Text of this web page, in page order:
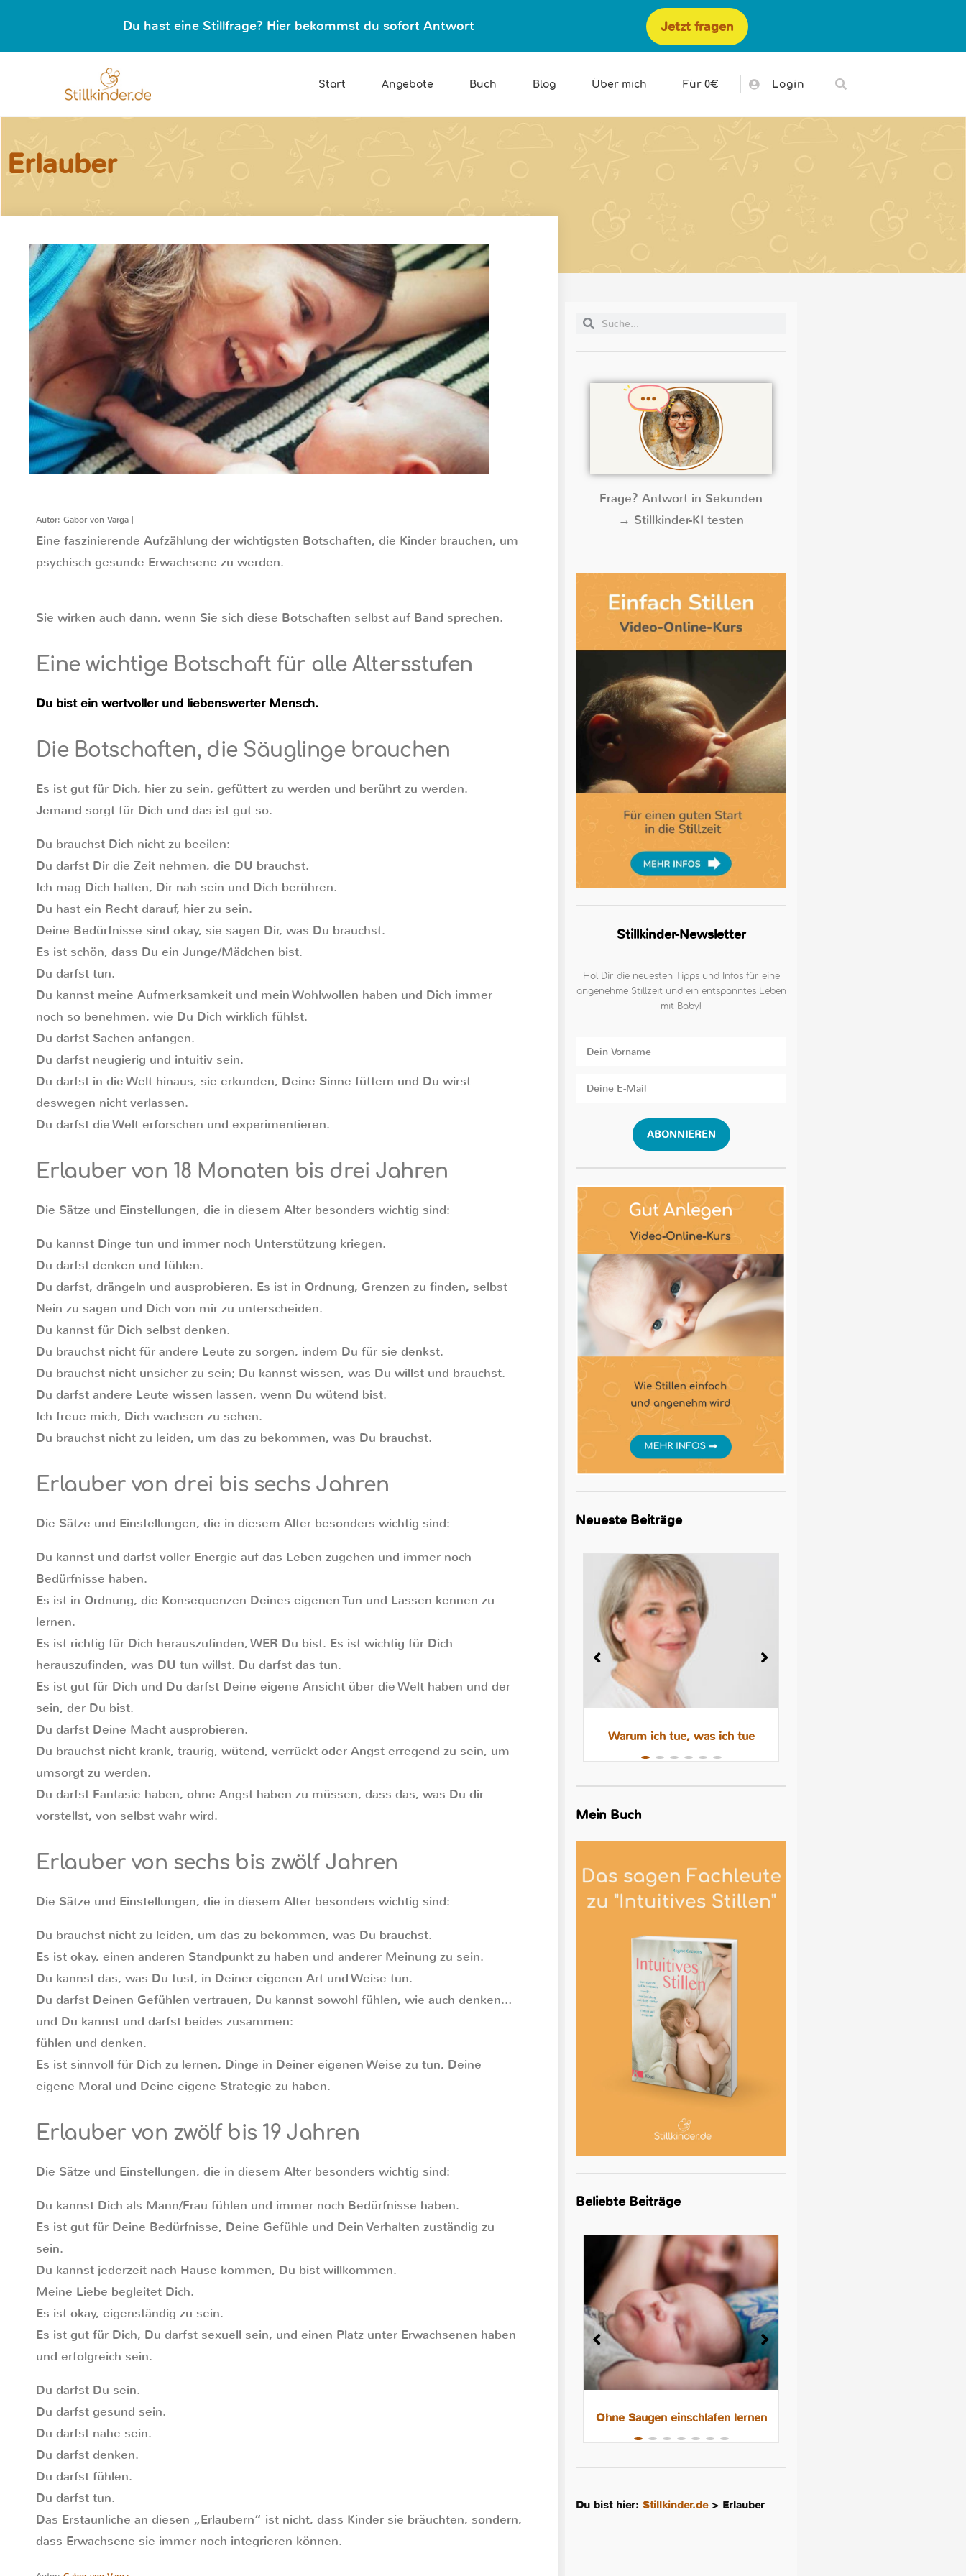
Du hast eine Stillfrage? Hier bekommst du sofort Antwort Jetzt fragen
Start Angebote Buch Blog Über mich Für 0€ Login
Erlauber
Autor: Gabor von Varga |
Eine faszinierende Aufzählung der wichtigsten Botschaften, die Kinder brauchen, um
psychisch gesunde Erwachsene zu werden.
Sie wirken auch dann, wenn Sie sich diese Botschaften selbst auf Band sprechen.
Eine wichtige Botschaft für alle Altersstufen
Du bist ein wertvoller und liebenswerter Mensch.
Die Botschaften, die Säuglinge brauchen
Es ist gut für Dich, hier zu sein, gefüttert zu werden und berührt zu werden.
Jemand sorgt für Dich und das ist gut so.
Du brauchst Dich nicht zu beeilen:
Du darfst Dir die Zeit nehmen, die DU brauchst.
Ich mag Dich halten, Dir nah sein und Dich berühren.
Du hast ein Recht darauf, hier zu sein.
Deine Bedürfnisse sind okay, sie sagen Dir, was Du brauchst.
Es ist schön, dass Du ein Junge/Mädchen bist.
Du darfst tun.
Du kannst meine Aufmerksamkeit und mein Wohlwollen haben und Dich immer
noch so benehmen, wie Du Dich wirklich fühlst.
Du darfst Sachen anfangen.
Du darfst neugierig und intuitiv sein.
Du darfst in die Welt hinaus, sie erkunden, Deine Sinne füttern und Du wirst
deswegen nicht verlassen.
Du darfst die Welt erforschen und experimentieren.
Erlauber von 18 Monaten bis drei Jahren
Die Sätze und Einstellungen, die in diesem Alter besonders wichtig sind:
Du kannst Dinge tun und immer noch Unterstützung kriegen.
Du darfst denken und fühlen.
Du darfst, drängeln und ausprobieren. Es ist in Ordnung, Grenzen zu finden, selbst
Nein zu sagen und Dich von mir zu unterscheiden.
Du kannst für Dich selbst denken.
Du brauchst nicht für andere Leute zu sorgen, indem Du für sie denkst.
Du brauchst nicht unsicher zu sein; Du kannst wissen, was Du willst und brauchst.
Du darfst andere Leute wissen lassen, wenn Du wütend bist.
Ich freue mich, Dich wachsen zu sehen.
Du brauchst nicht zu leiden, um das zu bekommen, was Du brauchst.
Erlauber von drei bis sechs Jahren
Die Sätze und Einstellungen, die in diesem Alter besonders wichtig sind:
Du kannst und darfst voller Energie auf das Leben zugehen und immer noch
Bedürfnisse haben.
Es ist in Ordnung, die Konsequenzen Deines eigenen Tun und Lassen kennen zu
lernen.
Es ist richtig für Dich herauszufinden, WER Du bist. Es ist wichtig für Dich
herauszufinden, was DU tun willst. Du darfst das tun.
Es ist gut für Dich und Du darfst Deine eigene Ansicht über die Welt haben und der
sein, der Du bist.
Du darfst Deine Macht ausprobieren.
Du brauchst nicht krank, traurig, wütend, verrückt oder Angst erregend zu sein, um
umsorgt zu werden.
Du darfst Fantasie haben, ohne Angst haben zu müssen, dass das, was Du dir
vorstellst, von selbst wahr wird.
Erlauber von sechs bis zwölf Jahren
Die Sätze und Einstellungen, die in diesem Alter besonders wichtig sind:
Du brauchst nicht zu leiden, um das zu bekommen, was Du brauchst.
Es ist okay, einen anderen Standpunkt zu haben und anderer Meinung zu sein.
Du kannst das, was Du tust, in Deiner eigenen Art und Weise tun.
Du darfst Deinen Gefühlen vertrauen, Du kannst sowohl fühlen, wie auch denken…
und Du kannst und darfst beides zusammen:
fühlen und denken.
Es ist sinnvoll für Dich zu lernen, Dinge in Deiner eigenen Weise zu tun, Deine
eigene Moral und Deine eigene Strategie zu haben.
Erlauber von zwölf bis 19 Jahren
Die Sätze und Einstellungen, die in diesem Alter besonders wichtig sind:
Du kannst Dich als Mann/Frau fühlen und immer noch Bedürfnisse haben.
Es ist gut für Deine Bedürfnisse, Deine Gefühle und Dein Verhalten zuständig zu
sein.
Du kannst jederzeit nach Hause kommen, Du bist willkommen.
Meine Liebe begleitet Dich.
Es ist okay, eigenständig zu sein.
Es ist gut für Dich, Du darfst sexuell sein, und einen Platz unter Erwachsenen haben
und erfolgreich sein.
Du darfst Du sein.
Du darfst gesund sein.
Du darfst nahe sein.
Du darfst denken.
Du darfst fühlen.
Du darfst tun.
Das Erstaunliche an diesen „Erlaubern“ ist nicht, dass Kinder sie bräuchten, sondern,
dass Erwachsene sie immer noch integrieren können.
Frage? Antwort in Sekunden
→ Stillkinder-KI testen
Stillkinder-Newsletter
Hol Dir die neuesten Tipps und Infos für eine
angenehme Stillzeit und ein entspanntes Leben
mit Baby!
ABONNIEREN
Neueste Beiträge
Was steckt dahinter, was hilft
Warum ich tue, was ich tue
Mein Buch
Beliebte Beiträge
Ohne Saugen einschlafen lernen
Du bist hier:Stillkinder.de> Erlauber